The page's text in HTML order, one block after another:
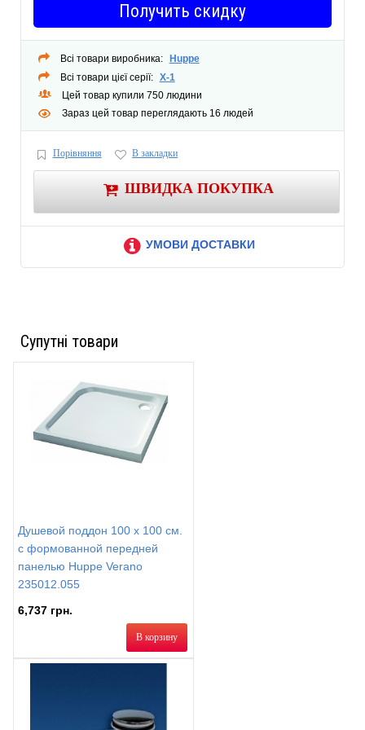
Магнитный профиль по всей высоте кабины для плотного закрывания.
Возможна установка непосредственно на пол.
Получить скидку
Всі товари виробника:
Huppe
Всі товари цієї серії: X-1
Цей товар купили 750 людини
Зараз цей товар переглядають 16 людей
Порівняння В закладки
ШВИДКА ПОКУПКА
УМОВИ ДОСТАВКИ
Супутні товари
Душевой поддон 100 x 100 см.
с формованной передней
панелью Huppe Verano
235012.055
6,737 грн.
В корзину